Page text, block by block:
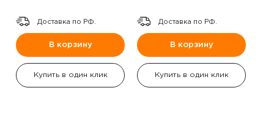
Доставка по РФ.
В корзину
Купить в один клик
Доставка по РФ.
В корзину
Купить в один клик